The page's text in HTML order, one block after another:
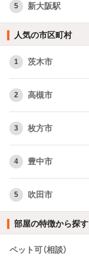
5 新大阪駅
人気の市区町村
1 茨木市
2 高槻市
3 枚方市
4 豊中市
5 吹田市
部屋の特徴から探す
ペット可（相談）